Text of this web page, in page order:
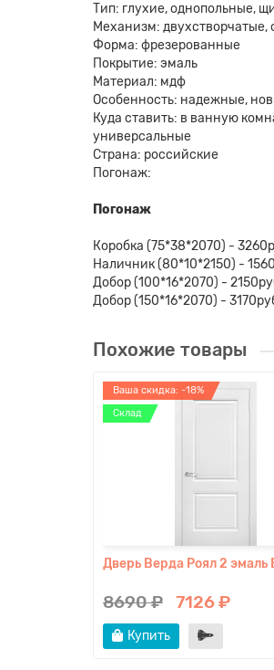
Тип: глухие, однопольные,
Механизм:
Форма: фрезерованные
Покрытие: эмаль
Материал: мдф
Особенность: надежные,
Куда ставить: в ванную
универсальные
Страна: российские
Погонаж:
Погонаж
Коробка (75*38*2070) -
Наличник (80*10*2150) -
Добор (100*16*2070) -
Добор (150*16*2070) -
Похожие товары
Ваша скидка: -18%
Склад
Дверь Верда Роял 2 эмаль
8690 ₽ 7126 ₽
Купить